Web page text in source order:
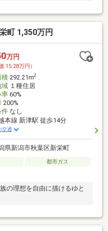
町 1,350万円
万円
:15.28万円）
積292.21m2
域１種住居
率60%
200%
件なし
本線 新津駅 徒歩14分
交通
県新潟市秋葉区新栄町
都市ガス
の理想を自由に描けるゆと